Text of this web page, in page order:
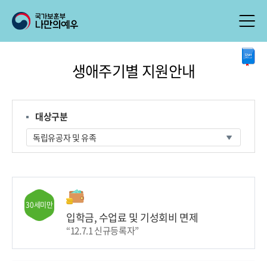
생애주기별 지원안내
대상구분
30세미만
입학금, 수업료 및 기성회비 면제
“12.7.1 신규등록자”